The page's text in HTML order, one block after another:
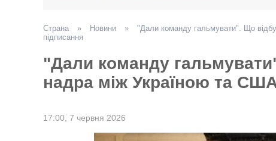
Страна » Новини »
"Дали команду гальмувати". Що
підписання
"Дали команду
надра між Україною та США
17:00, 7 червня 2026